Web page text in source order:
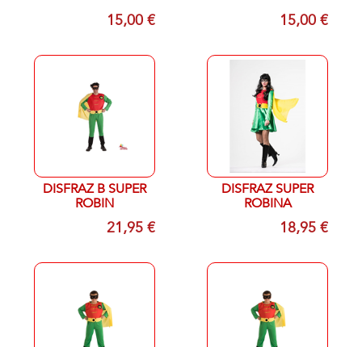
15,00 € 15,00 €
DISFRAZ B SUPER
ROBIN
21,95 €
DISFRAZ SUPER
ROBINA
18,95 €